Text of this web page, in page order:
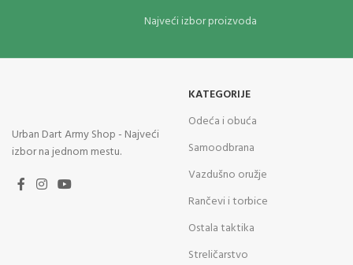
Najveći izbor proizvoda
Urban Dart Army Shop - Najveći
izbor na jednom mestu.
KATEGORIJE
Odeća i obuća
Samoodbrana
Vazdušno oružje
Rančevi i torbice
Ostala taktika
Streličarstvo